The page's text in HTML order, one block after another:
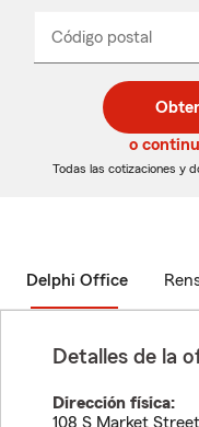
Código postal
de
5
dígitos
de
5
dígitos
_____
o
Todas las cotizaciones y
Delphi Office
Detalles de la
Dirección física:
108 S Market Street